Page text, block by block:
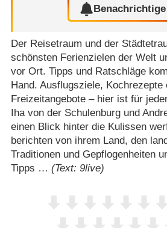
Der Reisetraum und der
schönsten Ferienzielen der Welt
vor Ort. Tipps und Ratschläge
Hand. Ausflugsziele, Kochrezepte
Freizeitangebote – hier ist für
Iha von der Schulenburg und
einen Blick hinter die Kulissen
berichten von ihrem Land, den
Traditionen und Gepflogenheiten
Tipps … (Text: 9live)